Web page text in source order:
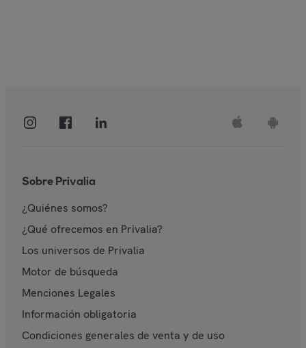
Sobre Privalia
¿Quiénes somos?
¿Qué ofrecemos en Privalia?
Los universos de Privalia
Motor de búsqueda
Menciones Legales
Información obligatoria
Condiciones generales de venta y de uso